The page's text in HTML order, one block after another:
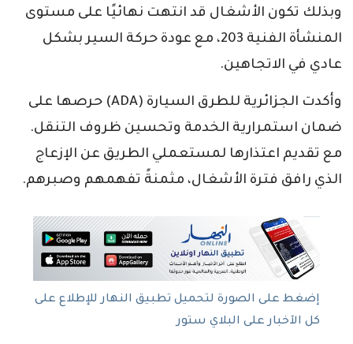
وبذلك تكون الأشغال قد انتهت نهائيًا على مستوى
المنشأة الفنية 203، مع عودة حركة السير بشكل
عادي في الاتجاهين.
وأكدت الجزائرية للطرق السيارة (ADA) حرصها على
ضمان استمرارية الخدمة وتحسين ظروف التنقل.
مع تقديم اعتذارها لمستعملي الطريق عن الإزعاج
الذي رافق فترة الأشغال، مثمنةً تفهمهم وصبرهم.
إضغط على الصورة لتحميل تطبيق النهار للإطلاع على
كل الآخبار على البلاي ستور